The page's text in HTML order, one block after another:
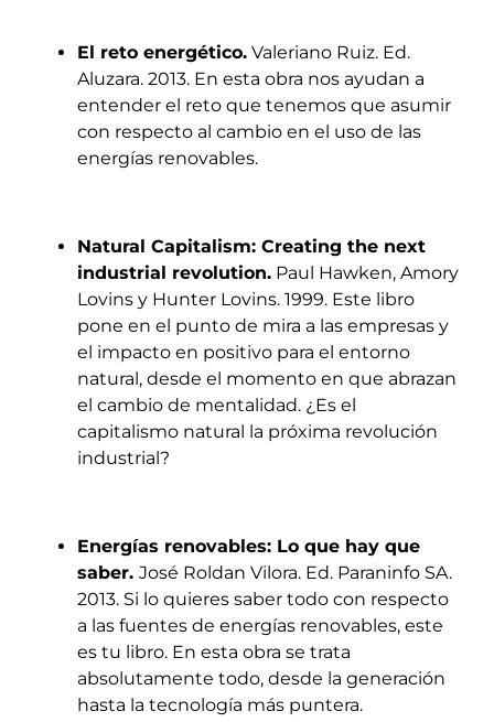
El reto energético. Valeriano Ruiz. Ed.
Aluzara. 2013. En esta obra nos ayudan a
entender el reto que tenemos que asumir
con respecto al cambio en el uso de las
energías renovables.
Natural Capitalism: Creating the next
industrial revolution. Paul Hawken, Amory
Lovins y Hunter Lovins. 1999. Este libro
pone en el punto de mira a las empresas y
el impacto en positivo para el entorno
natural, desde el momento en que abrazan
el cambio de mentalidad. ¿Es el
capitalismo natural la próxima revolución
industrial?
Energías renovables: Lo que hay que
saber. José Roldan Vilora. Ed. Paraninfo SA.
2013. Si lo quieres saber todo con respecto
a las fuentes de energías renovables, este
es tu libro. En esta obra se trata
absolutamente todo, desde la generación
hasta la tecnología más puntera.